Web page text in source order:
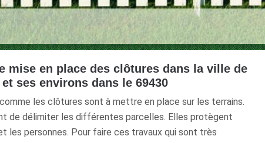
mise en place des clôtures dans la ville de
ses environs dans le 69430
les clôtures sont à mettre en place sur les terrains.
de délimiter les différentes parcelles. Elles protègent
les personnes. Pour faire ces travaux qui sont très